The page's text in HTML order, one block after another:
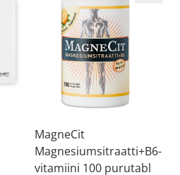
MagneCit
Magnesiumsitraatti+B6-
vitamiini 100 purutabl